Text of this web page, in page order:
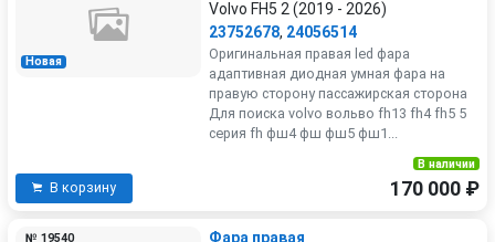
Новая
Volvo FH5 2 (2019 - 2026)
23752678, 24056514
Оригинальная правая led фара
адаптивная диодная умная фара на
правую сторону пассажирская сторона
Для поиска volvo вольво fh13 fh4 fh5 5
серия fh фш4 фш фш5 фш1...
В корзину
В наличии
170 000 ₽
№ 19540
Фара правая